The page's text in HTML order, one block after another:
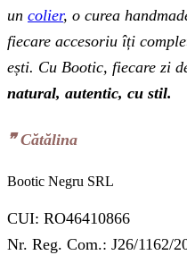
un colier, o curea
fiecare accesoriu îți
ești. Cu Bootic, fiecare zi
natural, autentic, cu stil.
❞‬ Cătălina
Bootic Negru SRL
CUI: RO46410866
Nr. Reg. Com.: J26/1162/